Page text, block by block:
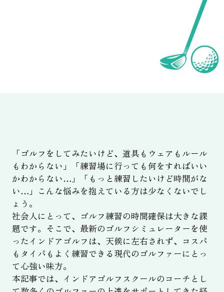
「ゴルフをしてみたいけど、道具もウェアもルール
もわからない」「練習場に行っても何をすればいい
かわからない…」「もっと練習したいけど時間がな
い…」こんな悩みを抱えている方は少なくないでし
ょう。
社会人にとって、ゴルフ練習の時間確保は大きな課
題です。そこで、最新のゴルフシミュレーターを使
ったインドアゴルフは、天候に左右されず、コスパ
もタイパもよく練習できる現代のゴルファーにとっ
て心強い味方。
本記事では、インドアゴルフスクールのコーチとし